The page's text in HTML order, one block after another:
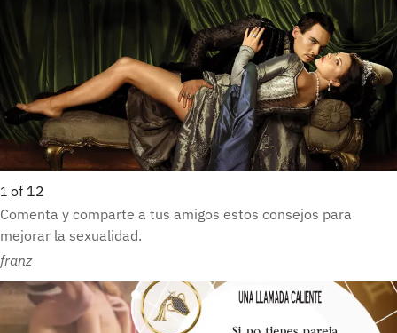
1 of 12
Comenta y comparte a tus amigos estos consejos para
mejorar la sexualidad.
franz